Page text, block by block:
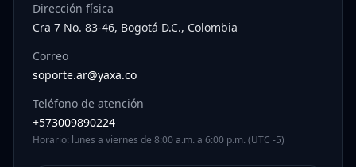
Dirección física
Cra 7 No. 83-46, Bogotá D.C., Colombia
Correo
soporte.ar@yaxa.co
Teléfono de atención
+573009890224
Horario: lunes a viernes de 8:00 a.m. a 6:00 p.m. (UTC -5)